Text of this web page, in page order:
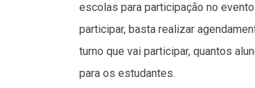
escolas para participação no
participar, basta realizar
turno que vai participar, quantos
para os estudantes.